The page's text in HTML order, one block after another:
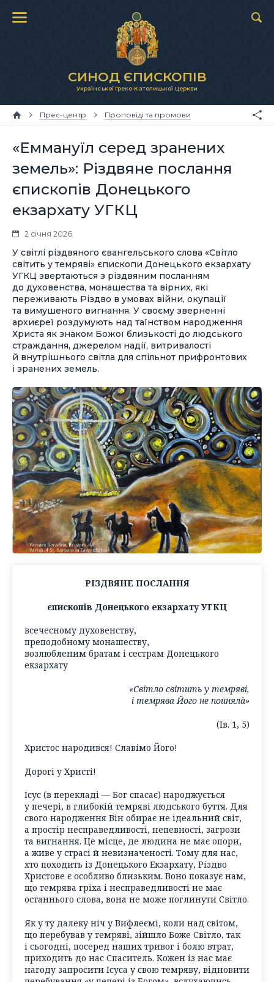
СИНОД ЄПИСКОПІВ
Української Греко-Католицької Церкви
Прес-центр Проповіді та промови
«Еммануїл серед зранених
земель»: Різдвяне послання
єпископів Донецького
екзархату УГКЦ
2 січня 2026
У світлі різдвяного євангельського слова «Світло
світить у темряві» єпископи Донецького екзархату
УГКЦ звертаються з різдвяним посланням
до духовенства, монашества та вірних, які
переживають Різдво в умовах війни, окупації
та вимушеного вигнання. У своєму зверненні
архиєреї роздумують над таїнством народження
Христа як знаком Божої близькості до людського
страждання, джерелом надії, витривалості
й внутрішнього світла для спільнот прифронтових
і зранених земель.
РІЗДВЯНЕ ПОСЛАННЯ
єпископів Донецького екзархату УГКЦ
всечесному духовенству,
преподобному монашеству,
возлюбленим братам і сестрам Донецького
екзархату
«Світло світить у темряві,
і темрява Його не пойнялà»
(Ів. 1, 5)
Христос народився! Славімо Його!
Дорогі у Христі!
Ісус (в перекладі — Бог спасає) народжується
у печері, в глибокій темряві людського буття. Для
свого народження Він обирає не ідеальний світ,
а простір несправедливості, непевності, загрози
та вигнання. Це місце, де людина не має опори,
а живе у страсі й невизначеності. Тому для нас,
хто походить із Донецького Екзархату, Різдво
Христове є особливо близьким. Воно показує нам,
що темрява гріха і несправедливості не має
останнього слова, вона не може поглинути Світло.
Як у ту далеку ніч у Вифлеємі, коли над світом,
що перебував у темряві, зійшло Боже Світло, так
і сьогодні, посеред наших тривог і болю втрат,
приходить до нас Спаситель. Кожен із нас має
нагоду запросити Ісуса у свою темряву, відновити